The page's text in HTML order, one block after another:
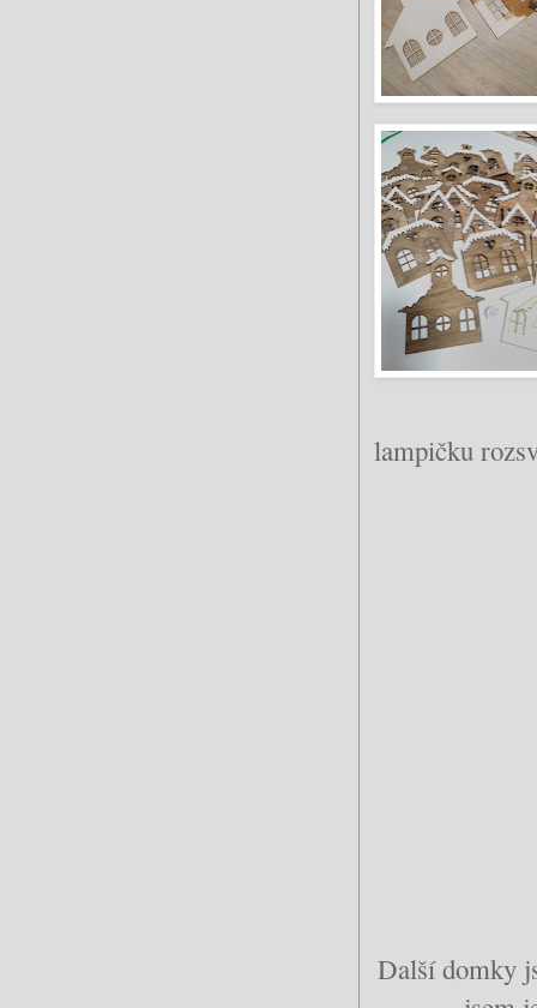
lampičku
Další domky